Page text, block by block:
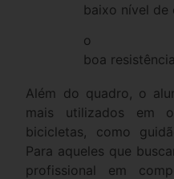
baixo nível de
o
boa
Além do quadro, o
mais utilizados em
bicicletas, como
Para aqueles que
profissional em